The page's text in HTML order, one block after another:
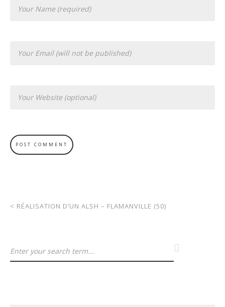
< RÉALISATION D’UN ALSH – FLAMANVILLE (50)